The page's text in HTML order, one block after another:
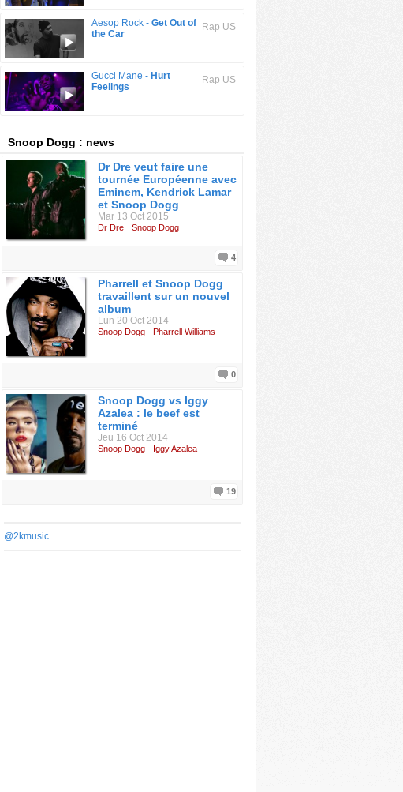
Rap US
Aesop Rock - Get Out of
the Car
Rap US
Gucci Mane - Hurt
Feelings
Snoop Dogg : news
Dr Dre veut faire une
tournée Européenne avec
Eminem, Kendrick Lamar
et Snoop Dogg
Mar 13 Oct 2015
Dr Dre Snoop Dogg
4
Pharrell et Snoop Dogg
travaillent sur un nouvel
album
Lun 20 Oct 2014
Snoop Dogg Pharrell Williams
0
Snoop Dogg vs Iggy
Azalea : le beef est
terminé
Jeu 16 Oct 2014
Snoop Dogg Iggy Azalea
19
@2kmusic